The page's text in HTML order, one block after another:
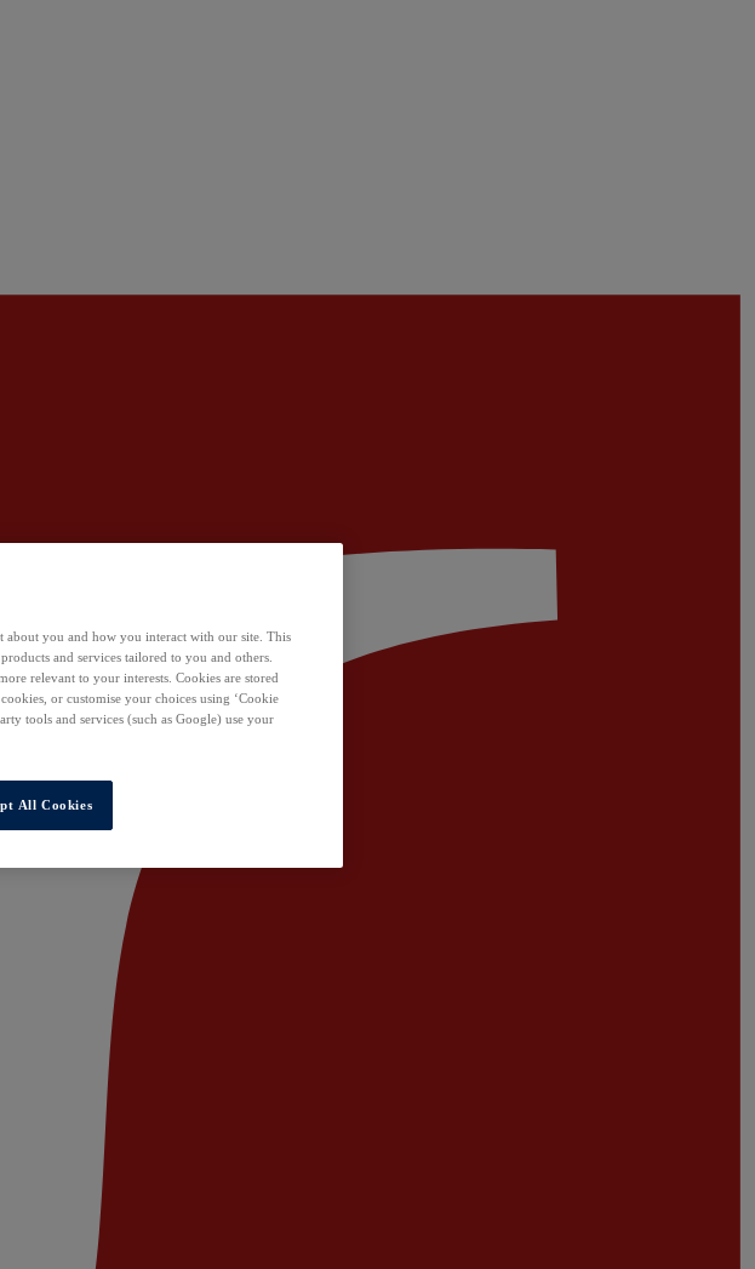
about you and how you interact with our site. This
and services tailored to you and others.
relevant to your interests. Cookies are stored
or customise your choices using ‘Cookie
tools and services (such as Google) use your
All Cookies